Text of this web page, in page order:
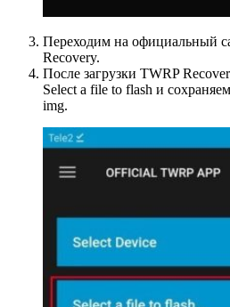
Переходим на официальный
Recovery.
После загрузки TWRP
Select a file to flash и
img.